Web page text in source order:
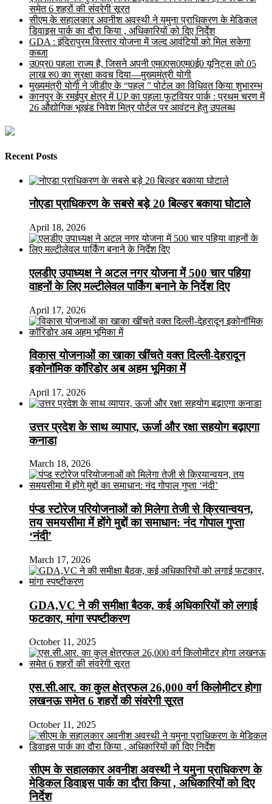
समेत 6 शहरों की संवरेगी सूरत
सीएम के सहालकार अवनीश अवस्थी ने यमुना प्राधिकरण के मेडिकल
डिवाइस पार्क का दौरा किया , अधिकारियों को दिए निर्देश
GDA : इंदिरापुरम विस्तार योजना में जल्द आवंटियों को मिल सकेगा
कब्जा
उ0प्र0 पहला राज्य है, जिसने अपनी एम0एस0एम0ई0 यूनिट्स को 05
लाख रु0 का सुरक्षा कवच दिया—मुख्यमंत्री योगी
मुख्यमंत्री योगी ने जीडीए के “पहल ” पोर्टल का विधिवत किया शुभारम्भ
कानपुर के रमईपुर क्षेत्र में UP का पहला फुटवियर पार्क : प्रथम चरण में
26 औद्योगिक भूखंड निवेश मित्र पोर्टल पर आवंटन हेतु उपलब्ध
Recent Posts
नोएडा प्राधिकरण के सबसे बड़े 20 बिल्डर बकाया घोटाले
April 18, 2026
एलडीए उपाध्यक्ष ने अटल नगर योजना में 500 चार पहिया
वाहनों के लिए मल्टीलेवल पार्किंग बनाने के निर्देश दिए
April 17, 2026
विकास योजनाओं का खाका खींचते वक्त दिल्ली-देहरादून
इकोनॉमिक कॉरिडोर अब अहम भूमिका में
April 17, 2026
उत्तर प्रदेश के साथ व्यापार, ऊर्जा और रक्षा सहयोग बढ़ाएगा
कनाडा
March 18, 2026
पंप्ड स्टोरेज परियोजनाओं को मिलेगा तेजी से क्रियान्वयन,
तय समयसीमा में होंगे मुद्दों का समाधान: नंद गोपाल गुप्ता
‘नंदी’
March 17, 2026
GDA,VC ने की समीक्षा बैठक, कई अधिकारियों को लगाई
फटकार, मांगा स्पष्टीकरण
October 11, 2025
एस.सी.आर. का कुल क्षेत्रफल 26,000 वर्ग किलोमीटर होगा
लखनऊ समेत 6 शहरों की संवरेगी सूरत
October 11, 2025
सीएम के सहालकार अवनीश अवस्थी ने यमुना प्राधिकरण के
मेडिकल डिवाइस पार्क का दौरा किया , अधिकारियों को दिए
निर्देश